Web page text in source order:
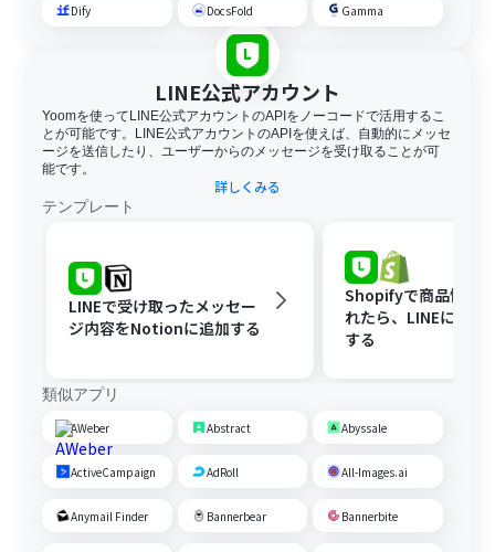
Dify DocsFold Gamma
LINE公式アカウント
Yoomを使ってLINE公式アカウントのAPIをノーコードで活用するこ
とが可能です。LINE公式アカウントのAPIを使えば、自動的にメッセ
ージを送信したり、ユーザーからのメッセージを受け取ることが可
能です。
詳しくみる
テンプレート
LINEで受け取ったメッセー
ジ内容をNotionに追加する
Shopifyで商品情報
れたら、LINEに自動
する
類似アプリ
AWeber Abstract Abyssale
ActiveCampaign AdRoll All-Images.ai
Anymail Finder Bannerbear Bannerbite